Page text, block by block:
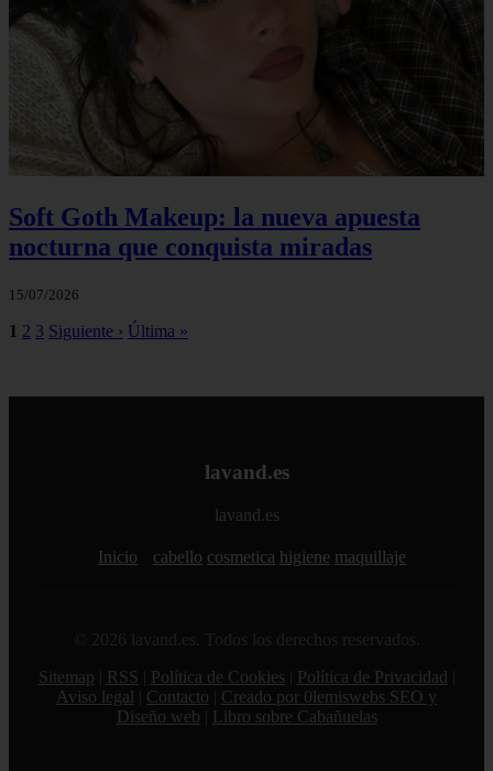
Soft Goth Makeup: la nueva apuesta
nocturna que conquista miradas
15/07/2026
1 2 3 Siguiente › Última »
lavand.es
lavand.es
Inicio cabello cosmetica higiene maquillaje
© 2026 lavand.es. Todos los derechos reservados.
Sitemap
RSS Política de Cookies Política de Privacidad
Aviso legal
Contacto
Creado por 0lemiswebs SEO y
Diseño web
Libro sobre Cabañuelas